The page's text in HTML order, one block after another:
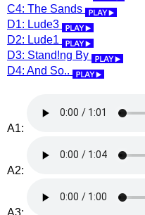
C4: The Sands
D1: Lude3
D2: Lude1
D3: Stand!ng By
D4: And So..
A1:
A2:
A3: